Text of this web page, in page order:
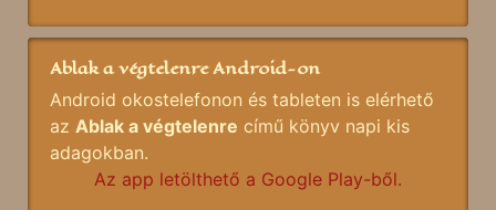
Ablak a végtelenre Android-on
Android okostelefonon és tableten is elérhető
az Ablak a végtelenre című könyv napi kis
adagokban.
Az app letölthető a Google Play-ből.